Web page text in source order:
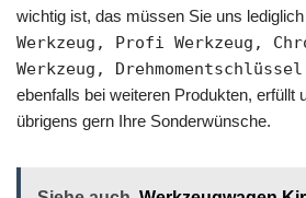
wichtig ist, das müssen Sie uns
Werkzeug, Profi Werkzeug,
Werkzeug,
ebenfalls bei weiteren Produkten, erfüllt
übrigens gern Ihre Sonderwünsche.